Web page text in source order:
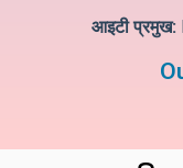
आइटी प्रमुख: